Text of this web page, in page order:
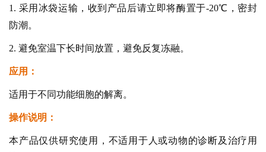
1. 采用冰袋运输，收到产品后请立即将酶置于-20℃，密封
防潮。
2. 避免室温下长时间放置，避免反复冻融。
应用：
适用于不同功能细胞的解离。
操作说明：
本产品仅供研究使用，不适用于人或动物的诊断及治疗用